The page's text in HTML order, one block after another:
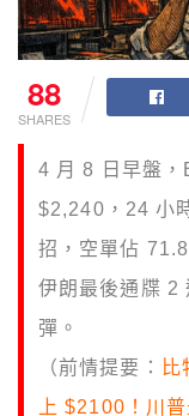
88
SHARES
4 月 8 日早盤
$2,240，24 小
招，空單佔
伊朗最後通牒 2
彈。
（前情提要：
比
上 $2100！川